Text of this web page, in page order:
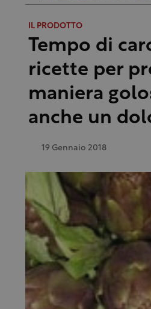
IL PRODOTTO
Tempo di
ricette per
maniera
anche un
19 Gennaio 2018